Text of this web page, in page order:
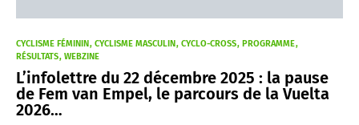
CYCLISME FÉMININ CYCLISME MASCULIN CYCLO-CROSS
PROGRAMME
RÉSULTATS WEBZINE
L’infolettre du 22 décembre 2025 : la pause
de Fem van Empel, le parcours de la Vuelta
2026…